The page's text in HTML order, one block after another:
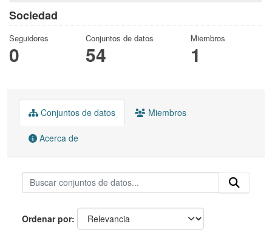
Sociedad
Seguidores
0
Conjuntos de datos
54
Miembros
1
Conjuntos de datos Miembros
Acerca de
Ordenar por